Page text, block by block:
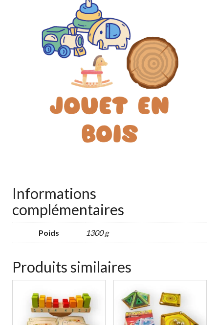
Informations
complémentaires
Poids 1300 g
Produits similaires